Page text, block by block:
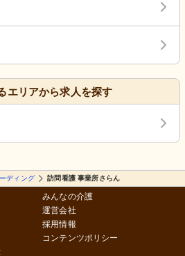
エリアから求人を探す
ディング 訪問看護 事業所さらん
みんなの介護
運営会社
採用情報
コンテンツポリシー